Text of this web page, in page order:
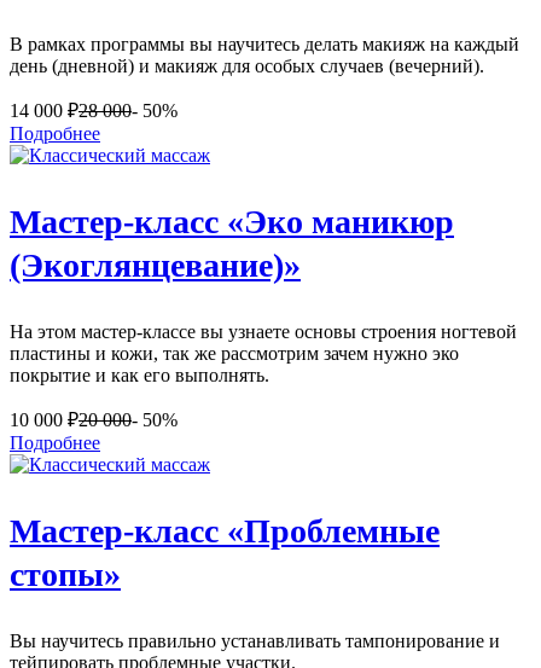
В рамках программы вы научитесь делать макияж на каждый
день (дневной) и макияж для особых случаев (вечерний).
14 000 ₽28 000- 50%
Подробнее
Мастер-класс «Эко маникюр
(Экоглянцевание)»
На этом мастер-классе вы узнаете основы строения ногтевой
пластины и кожи, так же рассмотрим зачем нужно эко
покрытие и как его выполнять.
10 000 ₽20 000- 50%
Подробнее
Мастер-класс «Проблемные
стопы»
Вы научитесь правильно устанавливать тампонирование и
тейпировать проблемные участки.